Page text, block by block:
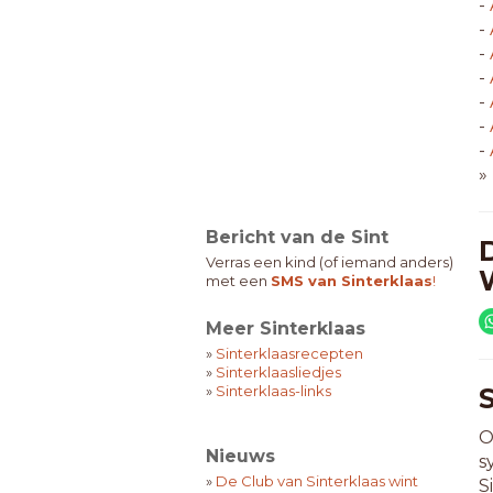
Bericht van de Sint
Verras een kind (of iemand anders)
met een SMS van Sinterklaas!
Meer Sinterklaas
» Sinterklaasrecepten
» Sinterklaasliedjes
» Sinterklaas-links
Nieuws
» De Club van Sinterklaas wint
-
-
-
-
-
-
-
»